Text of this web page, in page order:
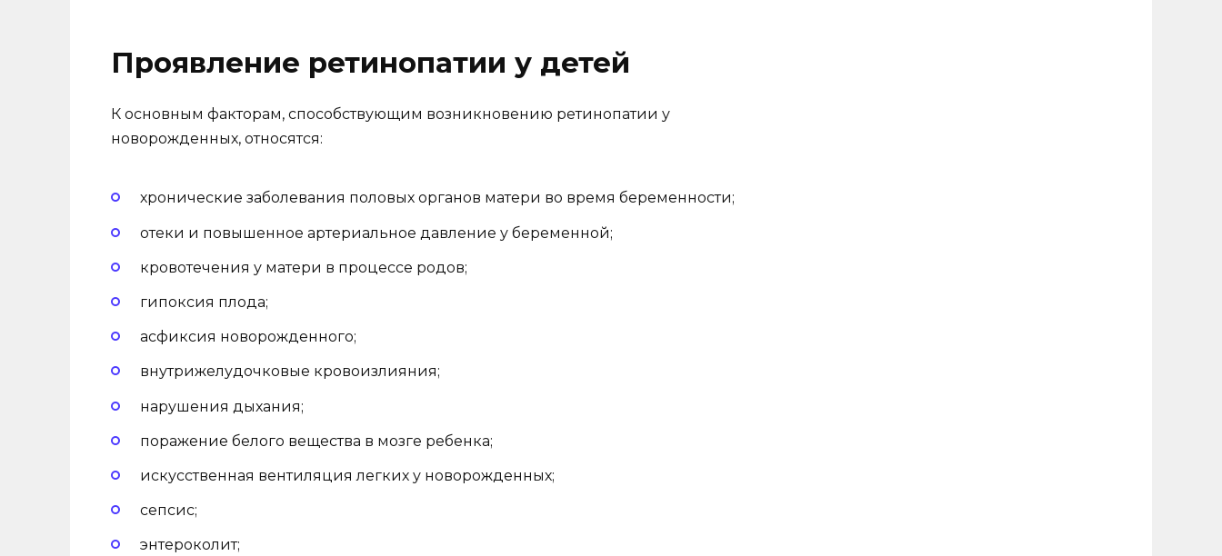
Проявление ретинопатии у детей
К основным факторам, способствующим возникновению ретинопатии у
новорожденных, относятся:
хронические заболевания половых органов матери во время беременности;
отеки и повышенное артериальное давление у беременной;
кровотечения у матери в процессе родов;
гипоксия плода;
асфиксия новорожденного;
внутрижелудочковые кровоизлияния;
нарушения дыхания;
поражение белого вещества в мозге ребенка;
искусственная вентиляция легких у новорожденных;
сепсис;
энтероколит;